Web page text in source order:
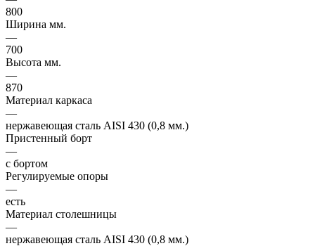
800
Ширина мм.
—
700
Высота мм.
—
870
Материал каркаса
—
нержавеющая сталь AISI 430 (0,8 мм.)
Пристенный борт
—
с бортом
Регулируемые опоры
—
есть
Материал столешницы
—
нержавеющая сталь AISI 430 (0,8 мм.)